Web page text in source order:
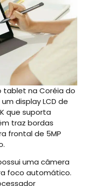
tablet na Coréia do
display LCD de
que suporta
traz bordas
frontal de 5MP
uma câmera
foco automático.